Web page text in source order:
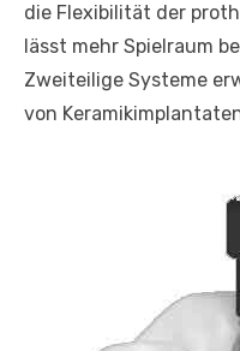
die Flexibilität der
lässt mehr Spielraum
Zweiteilige Systeme
von